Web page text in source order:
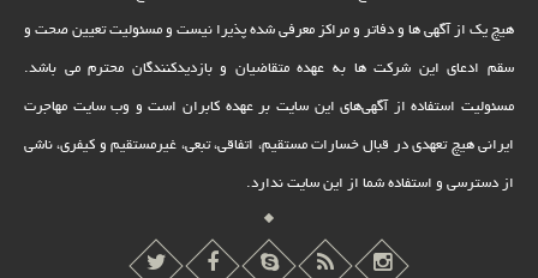
هیچ یک از آگهی ها و دفاتر و مراکز معرفی شده پذیرا نیست و مسئولیت تعیین صحت و
سقم ادعای این شرکت ها به عهده متقاضیان و بازدیدکنندگان محترم می باشد.
مسئولیت استفاده از آگهی‌های این سایت بر عهده کابران است و وب سایت مهاجرت
ایرانی هیچ تعهدى در قبال خسارات مستقیم، اتفاقى، تبعى، غیرمستقیم و کیفرى، ناشى
از دسترسى و استفاده شما از این سایت ندارد.